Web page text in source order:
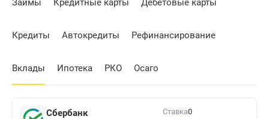
Займы Кредитные карты Дебетовые карты
Кредиты Автокредиты Рефинансирование
Вклады Ипотека РКО Осаго
Сбербанк Ставка0